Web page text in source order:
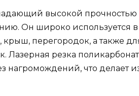
высокой прочностью
Он широко используется в
крыш, перегородок, а также
Лазерная резка
нагромождений, что делает